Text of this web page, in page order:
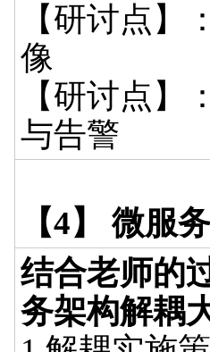
【研讨点】
像
【研讨点】
与告警
【4】 微服
结合老师的
务架构解耦